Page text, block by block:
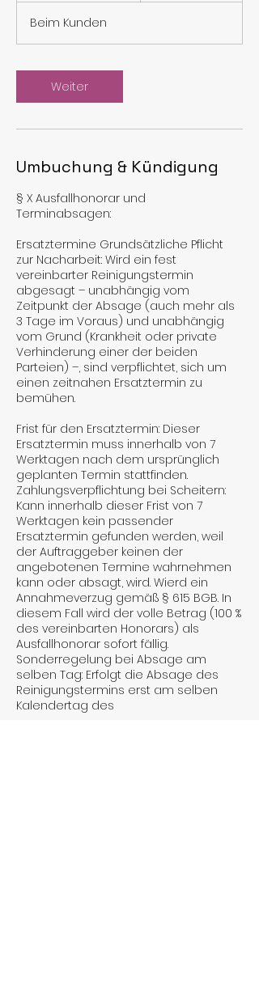
d
3
M
n
Beim Kunden
Weiter
Umbuchung & Kündigung
§ X Ausfallhonorar und
Terminabsagen:
Ersatztermine Grundsätzliche Pflicht
zur Nacharbeit: Wird ein fest
vereinbarter Reinigungstermin
abgesagt – unabhängig vom
Zeitpunkt der Absage (auch mehr als
3 Tage im Voraus) und unabhängig
vom Grund (Krankheit oder private
Verhinderung einer der beiden
Parteien) –, sind verpflichtet, sich um
einen zeitnahen Ersatztermin zu
bemühen.
Frist für den Ersatztermin: Dieser
Ersatztermin muss innerhalb von 7
Werktagen nach dem ursprünglich
geplanten Termin stattfinden.
Zahlungsverpflichtung bei Scheitern:
Kann innerhalb dieser Frist von 7
Werktagen kein passender
Ersatztermin gefunden werden, weil
der Auftraggeber keinen der
angebotenen Termine wahrnehmen
kann oder absagt, wird. Wierd ein
Annahmeverzug gemäß § 615 BGB. In
diesem Fall wird der volle Betrag (100 %
des vereinbarten Honorars) als
Ausfallhonorar sofort fällig.
Sonderregelung bei Absage am
selben Tag: Erfolgt die Absage des
Reinigungstermins erst am selben
Kalendertag des